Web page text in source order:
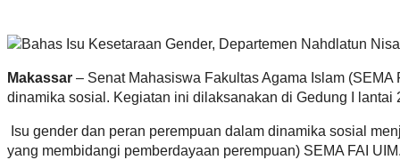
Makassar – Senat Mahasiswa Fakultas Agama Islam
dinamika sosial. Kegiatan ini dilaksanakan di Gedung I lantai
Isu gender dan peran perempuan dalam dinamika sosial
yang membidangi pemberdayaan perempuan) SEMA FAI